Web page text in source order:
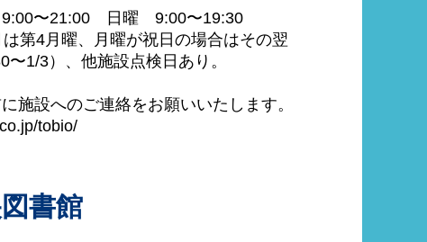
〜21:00 日曜 9:00〜19:30
第4月曜、月曜が祝日の場合はその翌
〜1/3）、他施設点検日あり。
施設へのご連絡をお願いいたします。
tobio/
書館